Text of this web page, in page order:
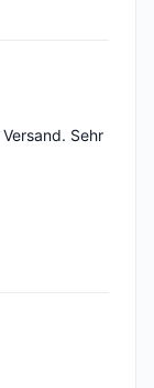
Sehr